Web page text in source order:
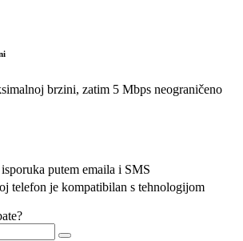
brzini, zatim 5 Mbps neograničeno
putem emaila i SMS
telefon je kompatibilan s tehnologijom